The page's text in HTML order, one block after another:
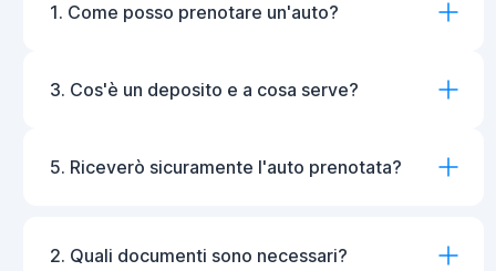
1. Come posso prenotare un'auto?
3. Cos'è un deposito e a cosa serve?
5. Riceverò sicuramente l'auto prenotata?
2. Quali documenti sono necessari?